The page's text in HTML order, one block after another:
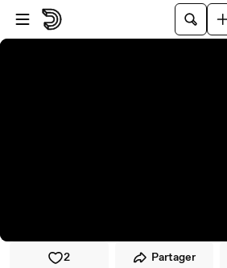
Passer au player
Passer au contenu principal
2 Partager